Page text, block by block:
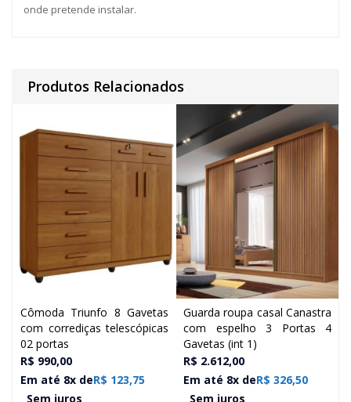
onde pretende instalar.
Produtos Relacionados
Cômoda Triunfo 8 Gavetas
com corrediças telescópicas
02 portas
R$ 990,00
Em até 8x deR$ 123,75
Sem juros
Guarda roupa casal Canastra
com espelho 3 Portas 4
Gavetas (int 1)
R$ 2.612,00
Em até 8x deR$ 326,50
Sem juros